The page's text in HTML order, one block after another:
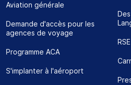
Aviation générale
Demande d'accès pour les
agences de voyage
Programme ACA
S'implanter à l'aéroport
RSE